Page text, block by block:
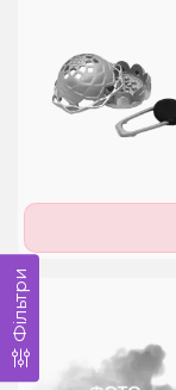
Фільтри